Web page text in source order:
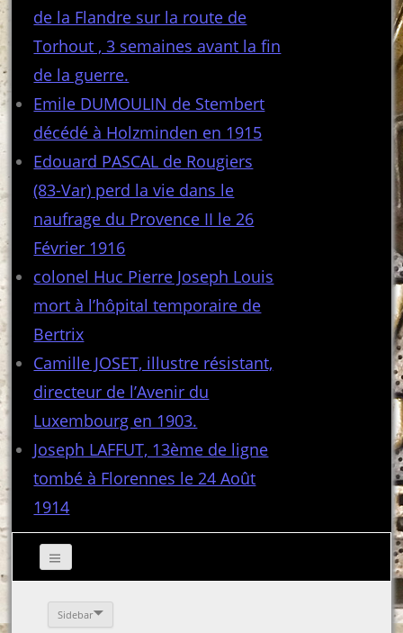
de la Flandre sur la route de
Torhout , 3 semaines avant la fin
de la guerre.
Emile DUMOULIN de Stembert
décédé à Holzminden en 1915
Edouard PASCAL de Rougiers
(83-Var) perd la vie dans le
naufrage du Provence II le 26
Février 1916
colonel Huc Pierre Joseph Louis
mort à l’hôpital temporaire de
Bertrix
Camille JOSET, illustre résistant,
directeur de l’Avenir du
Luxembourg en 1903.
Joseph LAFFUT, 13ème de ligne
tombé à Florennes le 24 Août
1914
Sidebar